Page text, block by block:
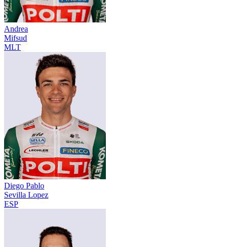
Andrea
Mifsud
MLT
Diego Pablo
Sevilla Lopez
ESP